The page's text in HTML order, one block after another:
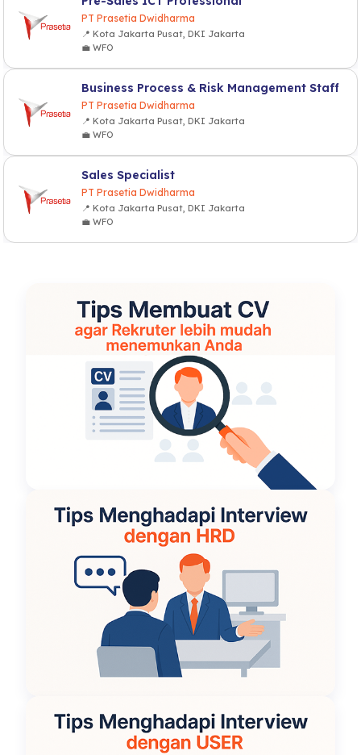
PT Prasetia Dwidharma
📍 Kota Jakarta Pusat, DKI Jakarta
💼 WFO
Business Process & Risk Management Staff
PT Prasetia Dwidharma
📍 Kota Jakarta Pusat, DKI Jakarta
💼 WFO
Sales Specialist
PT Prasetia Dwidharma
📍 Kota Jakarta Pusat, DKI Jakarta
💼 WFO